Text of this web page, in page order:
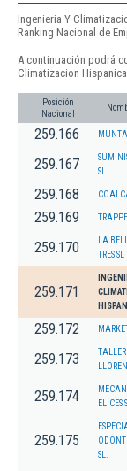
Ingenieria Y
Ranking Nacional de
A continuación podrá
Climatizacion
Posición
Nacional
259.166
259.167
SL
259.168
259.169
259.170
LA
TRES SL
259.171
259.172
259.173
259.174
ELICES
259.175
SL.